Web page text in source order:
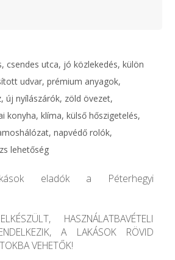
csendes utca, jó közlekedés, külön
udvar, prémium anyagok,
új nyílászárók, zöld övezet,
konyha, klíma, külső hőszigetelés,
napvédő rolók,
lehetőség
eladók a Péterhegyi
HASZNÁLATBAVÉTELI
A LAKÁSOK RÖVID
VEHETŐK!